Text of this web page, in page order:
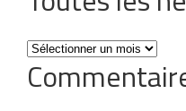
Toutes
les
news